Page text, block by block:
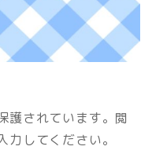
護されています。閲
してください。